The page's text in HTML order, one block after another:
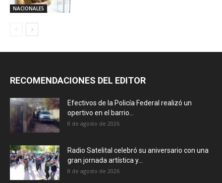
NACIONALES
RECOMENDACIONES DEL EDITOR
Efectivos de la Policía Federal realizó un
opertivo en el barrio...
8 de agosto de 2026
Radio Satelital celebró su aniversario con una
gran jornada artística y...
8 de agosto de 2026